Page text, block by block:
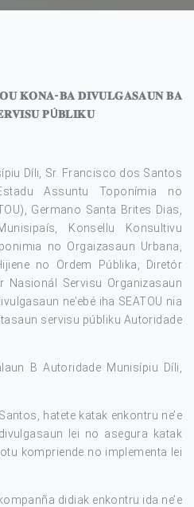
𝐊𝐎𝐍𝐀-𝐁𝐀 𝐃𝐈𝐕𝐔𝐋𝐆𝐀𝐒𝐀𝐔𝐍 𝐁𝐀
𝐏Ú𝐁𝐋𝐈𝐊𝐔
Díli, Sr. Francisco dos Santos
Assuntu Toponímia no
Germano Santa Brites Dias,
Konsellu Konsultivu
no Orgaizasaun Urbana,
no Ordem Públika, Diretór
Nasionál Servisu Organizasaun
ne’ebé iha SEATOU nia
servisu públiku Autoridade
B Autoridade Munisípiu Díli,
hatete katak enkontru ne’e
lei no asegura katak
kompriende no implementa lei
didiak enkontru ida ne’e